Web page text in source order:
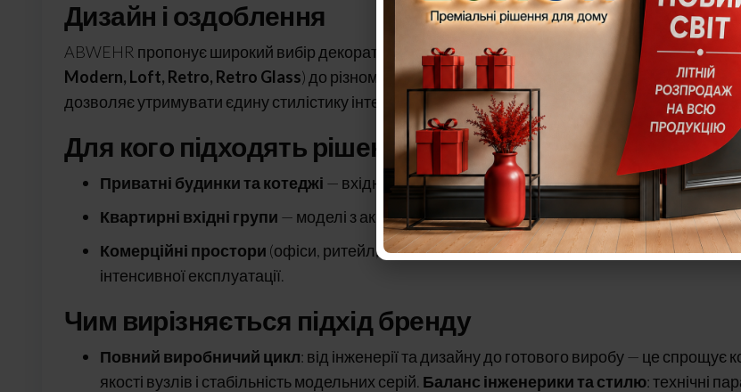
Дизайн і оздоблення
ABWEHR пропонує широкий вибір декоративних рішень: від класичних і сучасних колекцій (
Modern, Loft, Retro, Retro Glass) до різноманітних МДФ-накладок, скляних і металевих
дозволяє утримувати єдину стилістику інтер’єру та фасаду.
Для кого підходять рішення ABWEHR
Приватні будинки та котеджі — вхідні системи з терморозривом і склінням.
Квартирні вхідні групи — моделі з акцентом на акустику та зламостійкість.
Комерційні простори (офіси, ритейл, склади, техзони) — окремий напрям у каталозі
інтенсивної експлуатації.
Чим вирізняється підхід бренду
Повний виробничий цикл: від інженерії та дизайну до готового виробу — це спрощує
якості вузлів і стабільність модельних серій. Баланс інженерики та стилю: технічні